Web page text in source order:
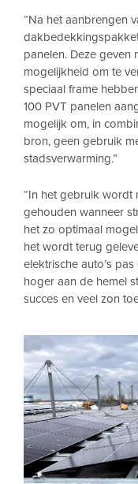
“Na het aanbrengen
panelen. Deze
mogelijkheid om te
speciaal frame
100 PVT panelen
mogelijk om, in
bron, geen gebruik
stadsverwarming.”
“In het gebruik wordt
gehouden wanneer
het zo optimaal
het wordt terug
elektrische auto’s
hoger aan de hemel
succes en veel zon